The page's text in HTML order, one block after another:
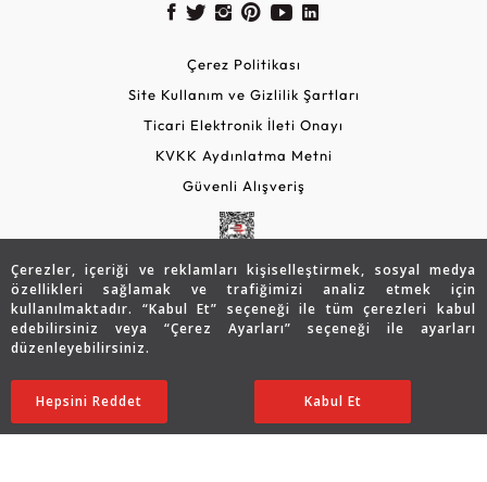
Çerezler, içeriği ve reklamları kişiselleştirmek, sosyal medya
özellikleri sağlamak ve trafiğimizi analiz etmek için
kullanılmaktadır. “Kabul Et” seçeneği ile tüm çerezleri kabul
edebilirsiniz veya “Çerez Ayarları” seçeneği ile ayarları
düzenleyebilirsiniz.
Ayarları Düzenle
Hepsini Reddet Kabul Et
52.606 TL
42.085 TL
37.877 TL SATIN ALIN
Çerez Politikası
Site Kullanım ve Gizlilik Şartları
Ticari Elektronik İleti Onayı
KVKK Aydınlatma Metni
Güvenli Alışveriş
Copyright © 2026 Assos Pırlanta - Bu sitenin tüm hakları